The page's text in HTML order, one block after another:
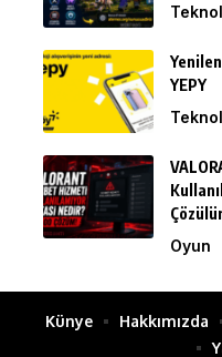
YEPY
Oyun
Künye Hakkımızda